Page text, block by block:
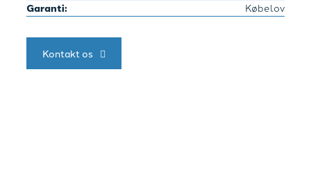
Garanti: Købelov
Kontakt os